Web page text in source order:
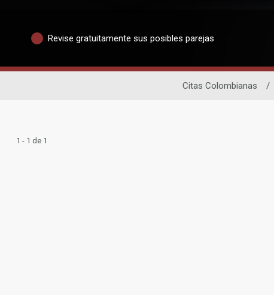
Revise gratuitamente sus posibles parejas
Citas Colombianas /
1 - 1 de 1